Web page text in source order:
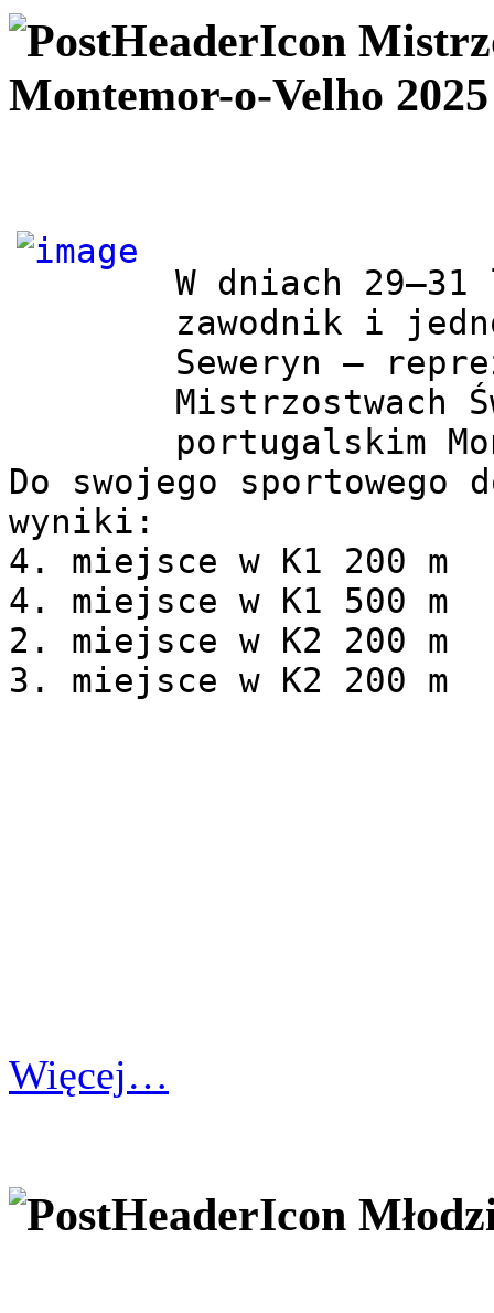
Montemor-o-Velho 2025
W dniach
zawodnik i
Seweryn –
Mistrzostwach
portugalskim
Do swojego sportowego
wyniki:
4. miejsce w K1 200 m
4. miejsce w K1 500 m
2. miejsce w K2 200 m
3. miejsce w K2 200 m
Więcej…